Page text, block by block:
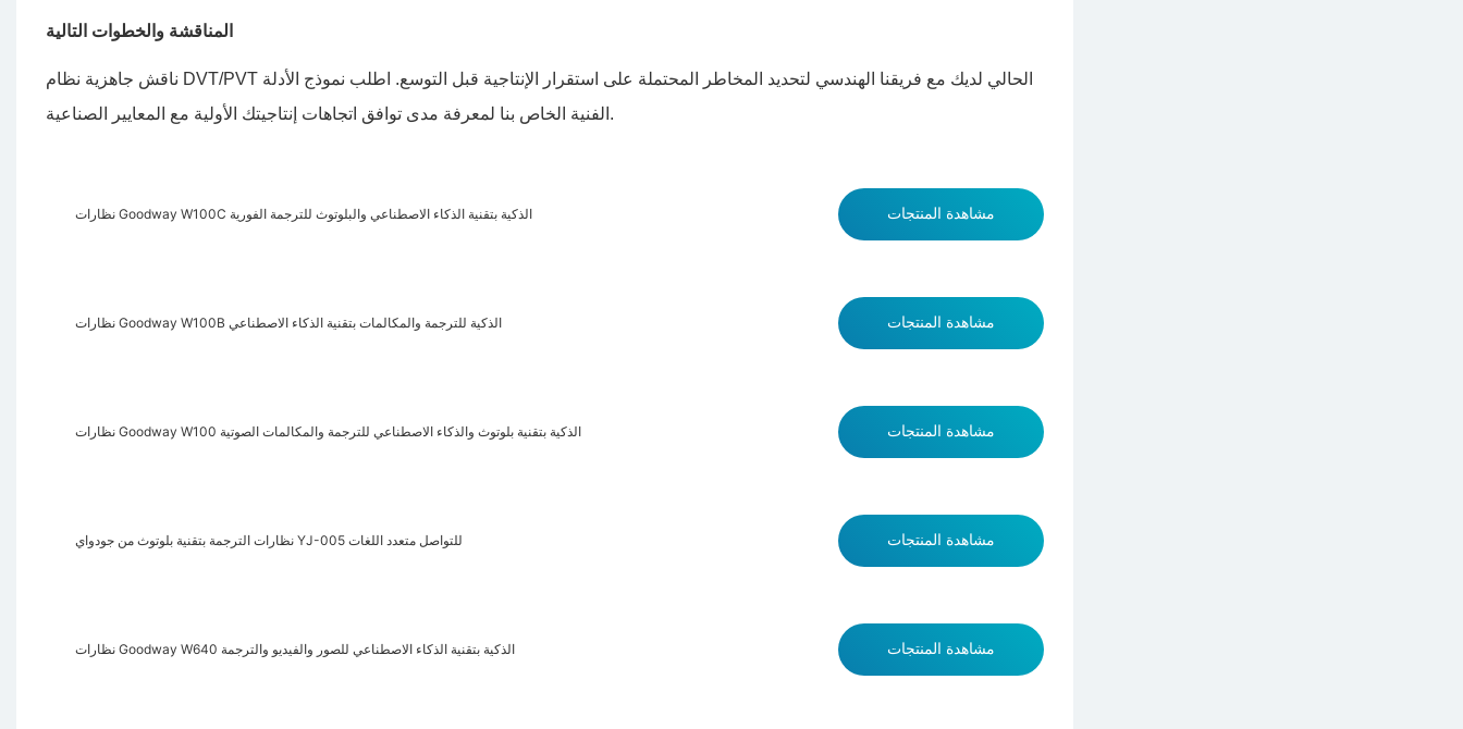
المناقشة والخطوات التالية
ناقش جاهزية نظام DVT/PVT الحالي لديك مع فريقنا الهندسي لتحديد المخاطر المحتملة على استقرار الإنتاجية قبل التوسع. اطلب نموذج الأدلة
الفنية الخاص بنا لمعرفة مدى توافق اتجاهات إنتاجيتك الأولية مع المعايير الصناعية.
نظارات Goodway W100C الذكية بتقنية الذكاء الاصطناعي والبلوتوث للترجمة الفورية مشاهدة المنتجات
نظارات Goodway W100B الذكية للترجمة والمكالمات بتقنية الذكاء الاصطناعي مشاهدة المنتجات
نظارات Goodway W100 الذكية بتقنية بلوتوث والذكاء الاصطناعي للترجمة والمكالمات الصوتية مشاهدة المنتجات
نظارات الترجمة بتقنية بلوتوث من جودواي YJ-005 للتواصل متعدد اللغات مشاهدة المنتجات
نظارات Goodway W640 الذكية بتقنية الذكاء الاصطناعي للصور والفيديو والترجمة مشاهدة المنتجات